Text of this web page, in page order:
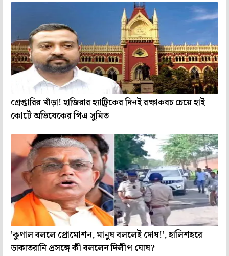
গ্রেপ্তারির খাঁড়া! হাজিরার হ্যাট্রিকের দিনই রক্ষাকবচ চেয়ে হাই
কোর্টে অভিষেকের পিএ সুমিত
'কুণাল বললে প্রোমোশন, মানুষ বললেই দোষ!', হালিশহরে
ডাকাতরানি প্রসঙ্গে কী বললেন দিলীপ ঘোষ?